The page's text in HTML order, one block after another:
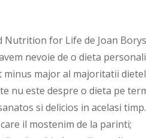
care vibreaza de placere. Exercitiile de mindfulness din aceasta sectiune a cartii te vor ajuta sa fii mai ingaduitor cu tine nu numai atunci cand vine vorba de dieta, ci in general, si te vor ajuta sa te simti mai relaxat si mai fericit. Partea a III-a: Sa trecem la treaba! In aceasta sectiune a cartii autoarea te ghideaza sa faci Resetarea PlantPlus (o transformare atomica, moleculara, structurala, metabolica, imuna si de dispozitie) si sa iti personalizezi stilul de viata PlantPlus. Vei afla astfel ca nu e niciodata prea tarziu sa iti regenerezi corpul prin schimbarea dietei. Aceasta este doar prima etapa a acestei diete care inseamna de fapt un stil de viata pe care sa il imbratisezi pentru tot restul vietii. Resetarea PlantPlus inseamna mai exact un program de patru saptamani in care vei manca sanatos si vei consuma o cantitate rezonabila de carbohidrati. Este un fel de detoxifiere care inseamna sa renunti la alimentele procesate si carbohidratii suplimentari. Lista completa cu grupele de alimente permise, respectiv interzise se afla in aceasta sectiune a cartii. Sfatul autoarei este sa fii atent la modul in care organismul tau tolereaza un aliment sau altul si in functie de acest lucru sa hotarasti daca il adaugi in dieta ta sau nu. Partea a IV-a: Haide sa mancam! Dieta PlantPlus inseamna sa slabesti mancand sanatos, nu sa slabesti privandu-te de placerea de a manca. De aceea aici vei gasi o lista cu superalimente sanatoase pe care sa le incluzi in meniul tau. Alimentele propuse au capacitatea de a combate cei 4 piloni ai blestemului alimentar despre care vorbeste autoarea in prima parte a cartii. Ele reduc stresul oxidativ, inflamatia, glicatia si furnizeaza atat micronutrienti, cat si fibre pentru a-ti mentine flora intestinala sanatoasa si variata. Citeste o descriere detaliata a acestor superalimente aici si convinge-te singur de proprietatile lor benefice pentru corpul tau! Tot in aceasta sectiune a cartii vei gasi o serie de sfaturi utile pentru a manca sanatos cu bani putini, o serie de gustari sanatoase pentru momentele cand te apuca foamea si exemple de meniuri pentru micul dejun, pranz si cina, precum si o serie de retete delicioase pe care sa le prepari, fie ca te vei hotari sa adopti dieta